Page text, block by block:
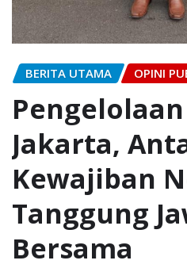
BERITA UTAMA OPINI
Jakarta,
Kewajiban
Tanggung
Bersama